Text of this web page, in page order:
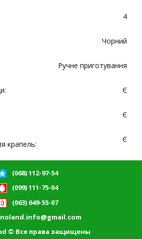
4
Чорний
Ручне приготування
Є
Є
крапель: Є
(068) 112-97-54
(099) 111-75-04
(063) 649-55-07
© Все права защищены